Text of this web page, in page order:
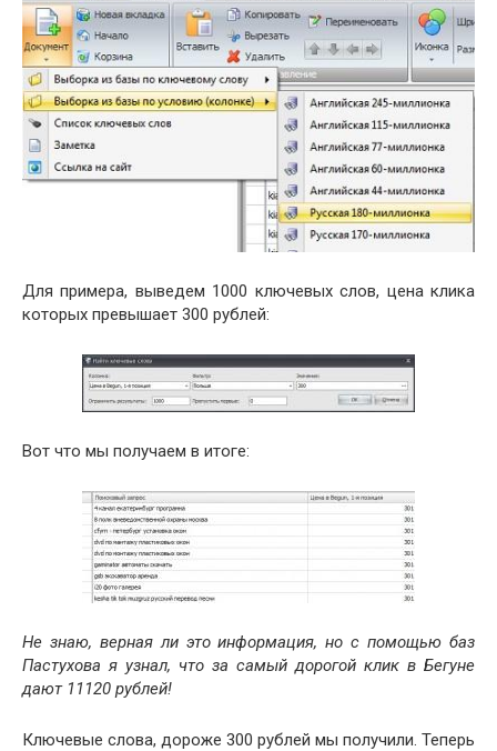
Для примера, выведем 1000 ключевых слов, цена клика
которых превышает 300 рублей:
Вот что мы получаем в итоге:
Не знаю, верная ли это информация, но с помощью баз
Пастухова я узнал, что за самый дорогой клик в Бегуне
дают 11120 рублей!
Ключевые слова, дороже 300 рублей мы получили. Теперь